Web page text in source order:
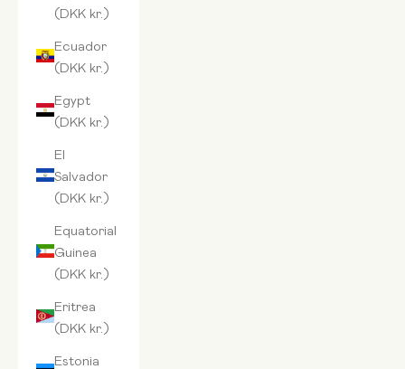
(DKK kr.)
Ecuador
(DKK kr.)
Egypt
(DKK kr.)
El
Salvador
(DKK kr.)
Equatorial
Guinea
(DKK kr.)
Eritrea
(DKK kr.)
Estonia